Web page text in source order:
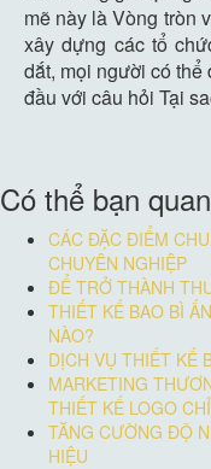
mẽ này là Vòng tròn
xây dựng các tổ
dắt, mọi người có
đầu với câu hỏi Tại
Có thể bạn
CÁC ĐẶC ĐIỂM
CHUYÊN NGHIỆP
ĐỂ TRỞ THÀNH
THIẾT KẾ BAO BÌ
NÀO?
DỊCH VỤ THIẾT KẾ
MARKETING
THIẾT KẾ LOGO
TĂNG CƯỜNG ĐỘ
HIỆU